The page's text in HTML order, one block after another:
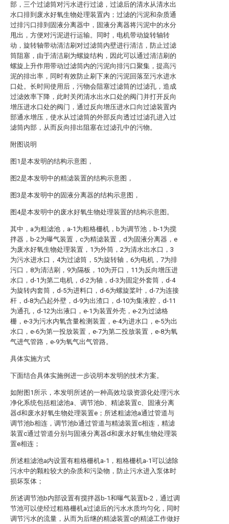
部，三个过滤筒对污水进行过滤，过滤后的清水从清水出
水口排到废水好氧生物处理装置内；过滤的污泥和杂质通
过排污口排到固液分离器中，固液分离器将污泥中的水分
甩出，方便对污泥进行运输。同时，电机带动旋转轴转
动，旋转轴带动清洁刷对过滤筒内壁进行清洁，防止过滤
筒阻塞，由于清洁刷为螺旋结构，因此可以通过清洁刷的
螺旋上升作用带动过滤筒内的污泥向排污口聚集，提高污
泥的排出率，同时有效防止刷下来的污泥回落至污水进水
口处。长时间使用后，污物会阻塞过滤筒的过滤孔，造成
过滤效率下降，此时关闭清水出水口处的阀门并打开反向
增压进水口处的阀门，通过反向增压进水口向过滤装置内
部通水增压，使水从过滤筒的外部反向透过过滤孔进入过
滤筒内部，从而反向排出阻塞在过滤孔中的污物。
附图说明
图1是本发明的结构示意图，
图2是本发明中的精滤装置的结构示意图，
图3是本发明中的固液分离器的结构示意图，
图4是本发明中的废水好氧生物处理装置的结构示意图。
其中，a为粗滤池，a-1为粗格栅机，b为调节池，b-1为搅
拌器，b-2为曝气装置，c为精滤装置，d为固液分离器，e
为废水好氧生物处理装置，1为外筒，2为清水出水口，3
为污水进水口，4为过滤筒，5为旋转轴，6为电机，7为排
污口，8为清洁刷，9为隔板，10为开口，11为反向增压进
水口，d-1为第二电机，d-2为轴，d-3为固定外套筒，d-4
为旋转内套筒，d-5为进料口，d-6为螺旋桨叶，d-7为连接
杆，d-8为凸起外壁，d-9为出渣口，d-10为集液腔，d-11
为通孔，d-12为出液口，e-1为装置外壳，e-2为过滤格
栅，e-3为污水内氧含量检测装置，e-4为进水口，e-5为出
水口，e-6为第一投放装置，e-7为第二投放装置，e-8为氧
气进气管路，e-9为氧气出气管路。
具体实施方式
下面结合具体实施例进一步说明本发明的技术方案。
如附图1所示，本发明所述的一种高效垃圾资源化处理污水
净化系统包括粗滤池a、调节池b、精滤装置c、固液分离
器d和废水好氧生物处理装置e；所述粗滤池a通过管道与
调节池b相连，调节池b通过管道与精滤装置c相连，精滤
装置c通过管道分别与固液分离器d和废水好氧生物处理装
置e相连；
所述粗滤池a内设置有粗格栅机a-1，粗格栅机a-1可以滤除
污水中的颗粒较大的杂质和污染物，防止污水进入泵体时
损坏泵体；
所述调节池b内部设置有搅拌器b-1和曝气装置b-2，通过调
节池可以使经过粗格栅机a过滤后的污水水质均匀化，同时
调节污水的流量，从而为后继的精滤装置c的精滤工作做好